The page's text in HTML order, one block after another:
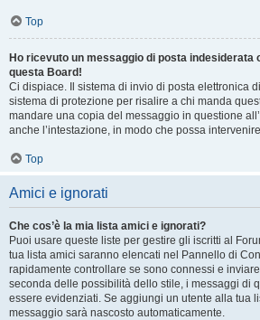
Top
Ho ricevuto un messaggio di posta indesiderata
questa Board!
Ci dispiace. Il sistema di invio di posta elettronica
sistema di protezione per risalire a chi manda
mandare una copia del messaggio in questione
anche l’intestazione, in modo che possa
Top
Amici e ignorati
Che cos’è la mia lista amici e ignorati?
Puoi usare queste liste per gestire gli iscritti al
tua lista amici saranno elencati nel Pannello di
rapidamente controllare se sono connessi e
seconda delle possibilità dello stile, i messaggi di
essere evidenziati. Se aggiungi un utente alla tua
messaggio sarà nascosto automaticamente.